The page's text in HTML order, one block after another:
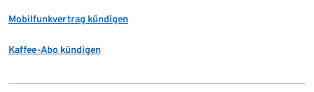
Mobilfunkvertrag kündigen
Kaffee-Abo kündigen